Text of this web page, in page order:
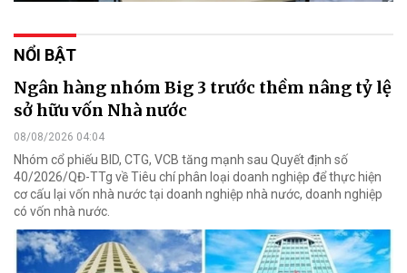
NỔI BẬT
Ngân hàng nhóm Big 3 trước thềm nâng tỷ lệ
sở hữu vốn Nhà nước
08/08/2026 04:04
Nhóm cổ phiếu BID, CTG, VCB tăng mạnh sau Quyết định số
40/2026/QĐ-TTg về Tiêu chí phân loại doanh nghiệp để thực hiện
cơ cấu lại vốn nhà nước tại doanh nghiệp nhà nước, doanh nghiệp
có vốn nhà nước.